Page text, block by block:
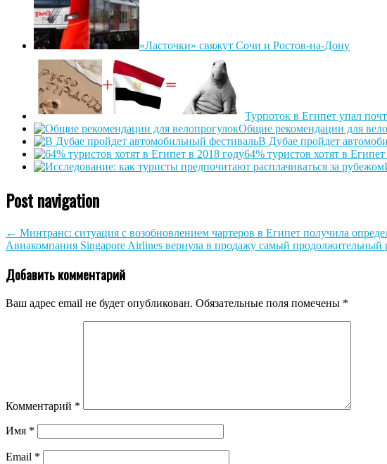
«Ласточки» свяжут Сочи и Ростов-на-Дону
Турпоток в Египет упал
Общие рекомендации для
В Дубае пройдет
64% туристов хотят в
Post navigation
← Минтранс: ситуация с возобновлением чартеров в Египет получила
Авиакомпания Singapore Airlines вернула в продажу самый продолжительный
Добавить комментарий
Ваш адрес email не будет опубликован. Обязательные поля помечены *
Комментарий *
Имя *
Email *